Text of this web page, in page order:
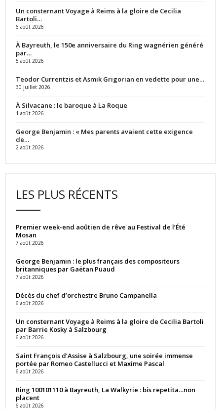
Un consternant Voyage à Reims à la gloire de Cecilia
Bartoli…
6 août 2026
À Bayreuth, le 150e anniversaire du Ring wagnérien généré
par…
5 août 2026
Teodor Currentzis et Asmik Grigorian en vedette pour une…
30 juillet 2026
À Silvacane : le baroque à La Roque
1 août 2026
George Benjamin : « Mes parents avaient cette exigence
de…
2 août 2026
LES PLUS RÉCENTS
Premier week-end aoûtien de rêve au Festival de l’Été
Mosan
7 août 2026
George Benjamin : le plus français des compositeurs
britanniques par Gaëtan Puaud
7 août 2026
Décès du chef d’orchestre Bruno Campanella
6 août 2026
Un consternant Voyage à Reims à la gloire de Cecilia Bartoli
par Barrie Kosky à Salzbourg
6 août 2026
Saint François d’Assise à Salzbourg, une soirée immense
portée par Romeo Castellucci et Maxime Pascal
6 août 2026
Ring 100101110 à Bayreuth, La Walkyrie : bis repetita…non
placent
6 août 2026